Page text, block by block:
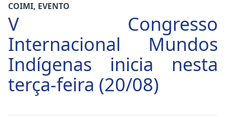
COIMI, EVENTO
V Congresso
Internacional Mundos
Indígenas inicia nesta
terça-feira (20/08)